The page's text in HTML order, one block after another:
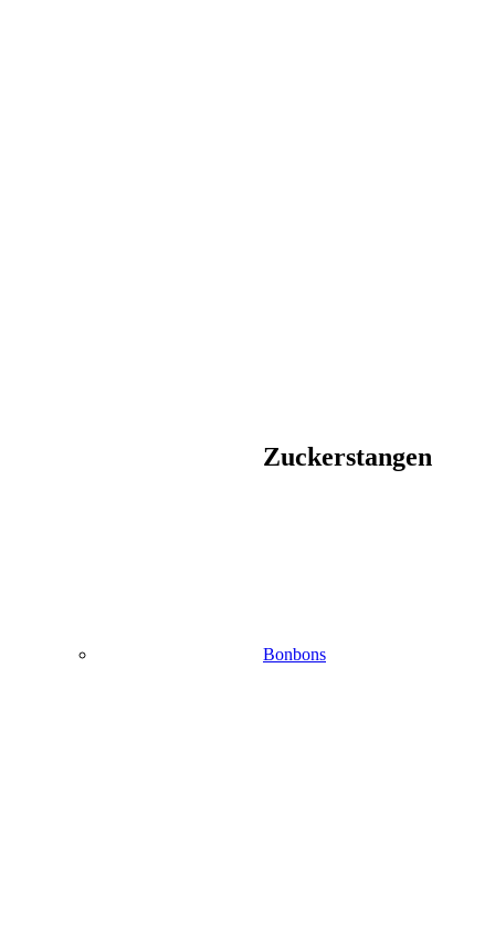
Zuckerstangen
Bonbons